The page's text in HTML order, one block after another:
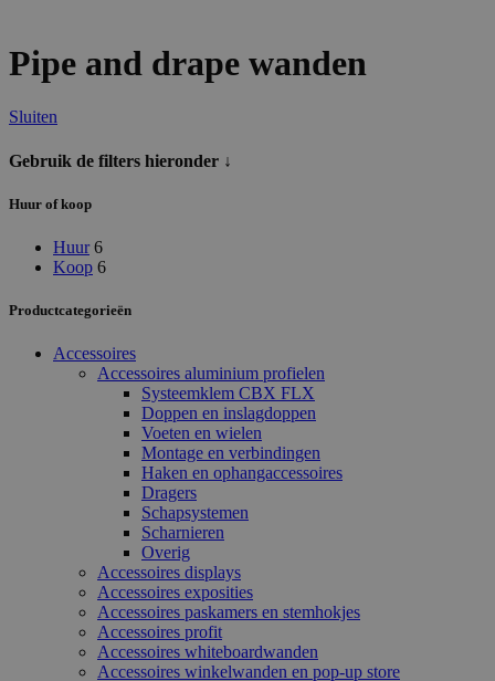
Pipe and drape wanden
Sluiten
Gebruik de filters hieronder ↓
Huur of koop
Huur 6
Koop 6
Productcategorieën
Accessoires
Accessoires aluminium profielen
Systeemklem CBX FLX
Doppen en inslagdoppen
Voeten en wielen
Montage en verbindingen
Haken en ophangaccessoires
Dragers
Schapsystemen
Scharnieren
Overig
Accessoires displays
Accessoires exposities
Accessoires paskamers en stemhokjes
Accessoires profit
Accessoires whiteboardwanden
Accessoires winkelwanden en pop-up store